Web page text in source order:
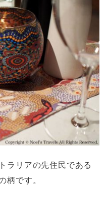
ラリアの先住民である
柄です。